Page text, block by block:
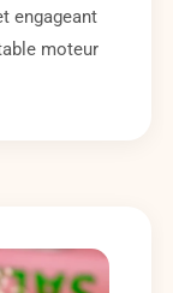
engageant
moteur